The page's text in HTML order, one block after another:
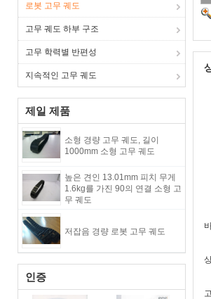
로봇 고무 궤도
고무 궤도 하부 구조
고무 학력별 반편성
지속적인 고무 궤도
제일 제품
소형 경량 고무 궤도, 길이
1000mm 소형 고무 궤도
높은 견인 13.01mm 피치 무게
1.6kg를 가진 90의 연결 소형 고
무 궤도
저잡음 경량 로봇 고무 궤도
인증